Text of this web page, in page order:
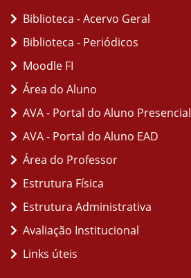
Biblioteca - Acervo Geral
Biblioteca - Periódicos
Moodle FI
Área do Aluno
AVA - Portal do Aluno Presencial
AVA - Portal do Aluno EAD
Área do Professor
Estrutura Física
Estrutura Administrativa
Avaliação Institucional
Links úteis